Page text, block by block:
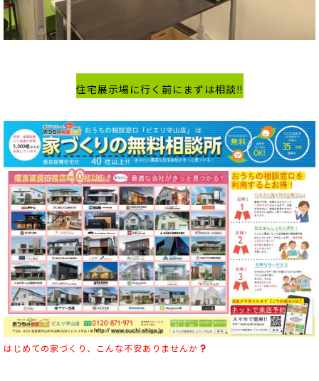
住宅展示場に行く前にまずは相談‼
はじめての家づくり、こんな不安ありませんか